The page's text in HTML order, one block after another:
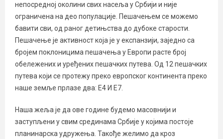
непосредној околини свих насеља у Србији и није
ограничена на део популације. Пешачењем се можемо
бавити сви, од раног детињства до дубоке старости.
Пешачење је активност која је у експанзији, заједно са
бројем поклоницима пешачења у Европи расте број
обележених и уређених пешачких путева. Од 12 пешачких
путева који се протежу преко европског континента преко
наше земље прлазе два: Е4 И Е7.
Наша жеља је да ове године будемо масовнији и
заступљени у свим срединама Србије у којима постоје
планинарска удружења. Такође желимо да кроз